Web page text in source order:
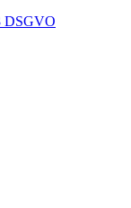
DSGVO